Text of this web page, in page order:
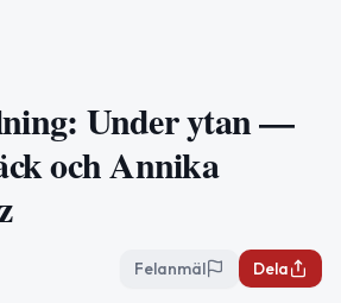
Under ytan —
och Annika
Felanmäl Dela